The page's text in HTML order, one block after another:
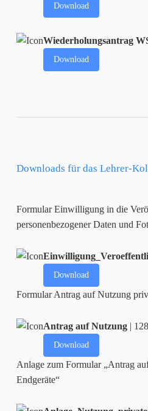
Download
Wiederholungsantrag
Download
Downloads für das Lehrer-
Formular Einwilligung in die
personenbezogener Daten und
Download
Formular Antrag auf Nutzung
Antrag auf Nutzung|
Download
Anlage zum Formular „Antrag
Endgeräte“